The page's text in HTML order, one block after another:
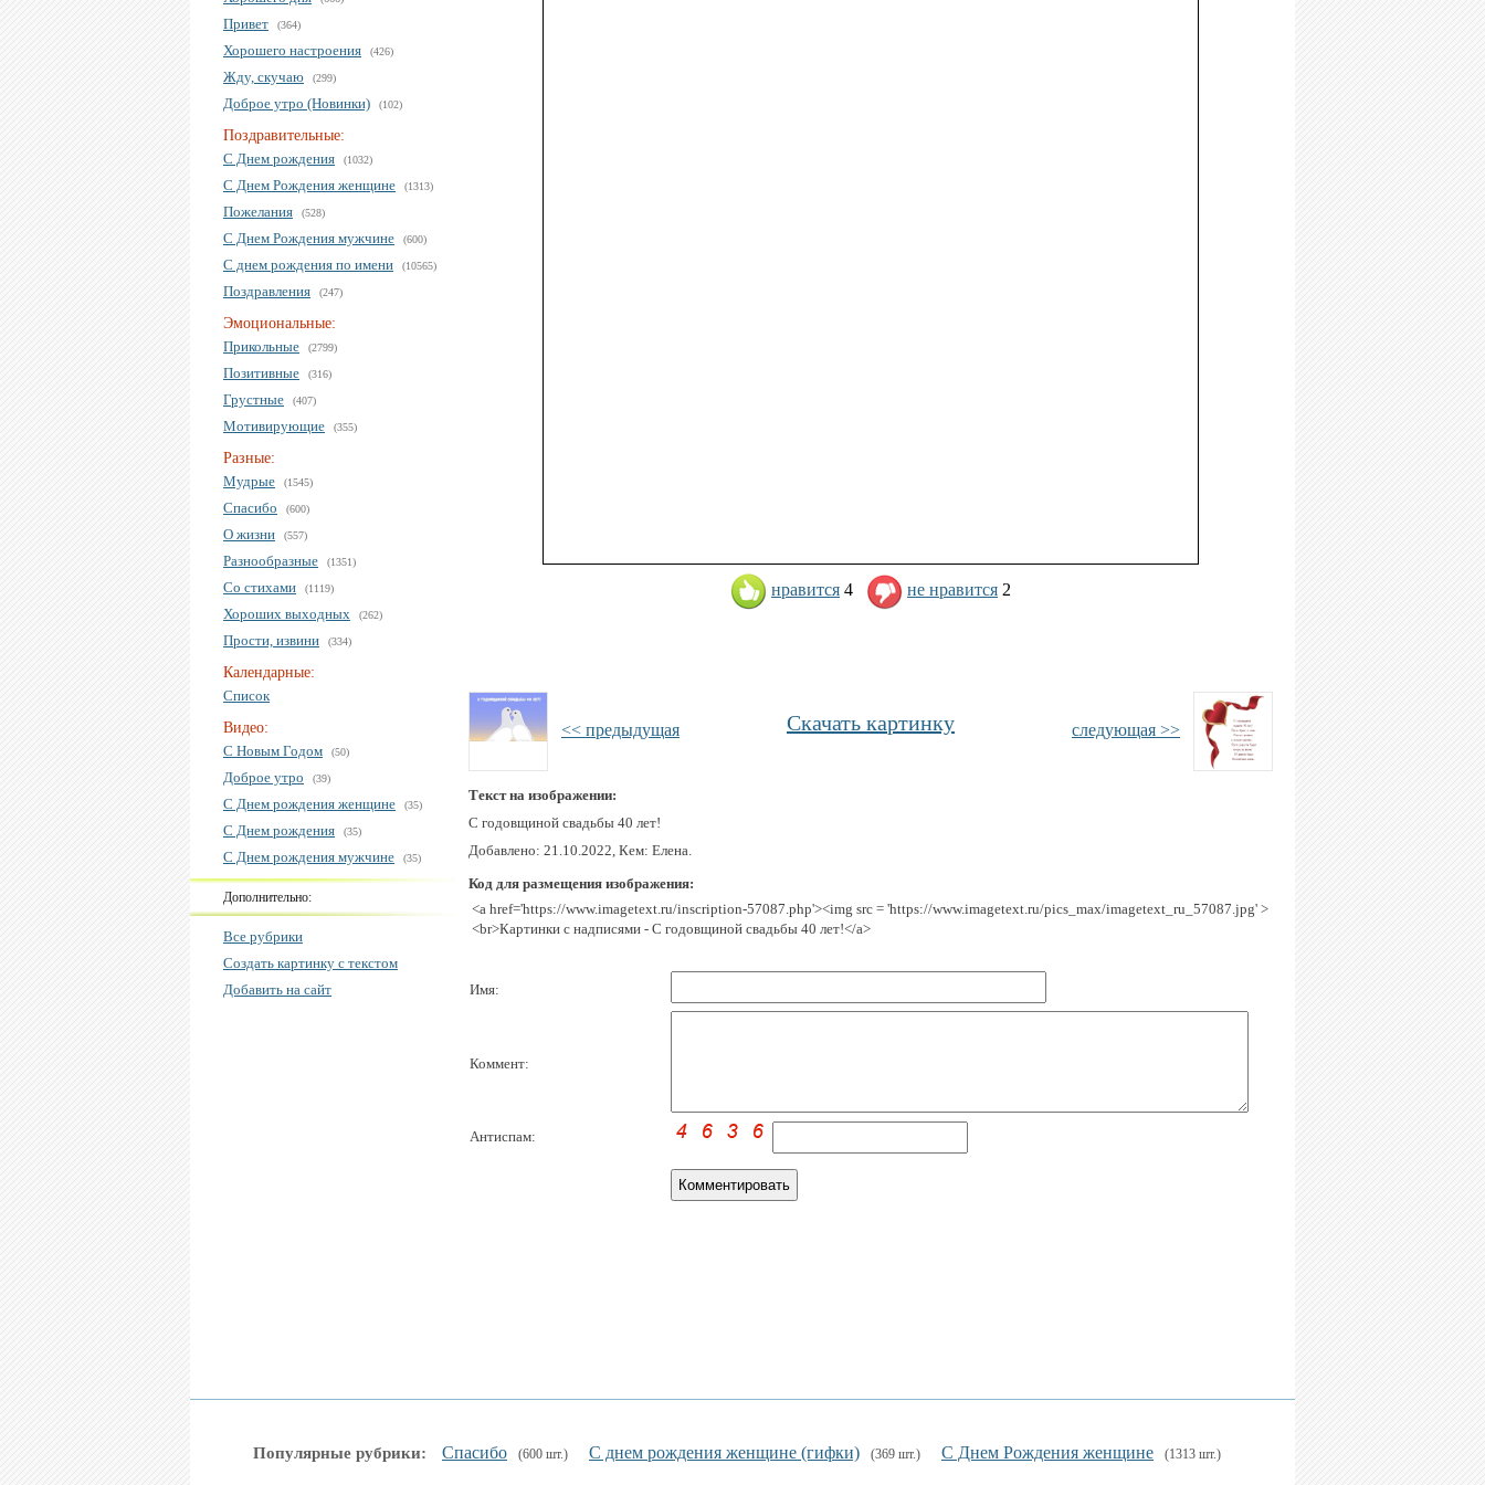
Привет (364)
Хорошего настроения (426)
Жду, скучаю (299)
Доброе утро (Новинки) (102)
Поздравительные:
С Днем рождения
(1032)
С Днем Рождения женщине (1313)
Пожелания (528)
С Днем Рождения мужчине (600)
С днем рождения по имени (10565)
Поздравления (247)
Эмоциональные:
Прикольные
(2799)
Позитивные (316)
Грустные (407)
Мотивирующие (355)
Разные:
Мудрые
(1545)
Спасибо (600)
О жизни (557)
Разнообразные (1351)
Со стихами (1119)
Хороших выходных (262)
Прости, извини (334)
Календарные:
Список
Видео:
С Новым Годом
(50)
Доброе утро (39)
С Днем рождения женщине (35)
С Днем рождения (35)
С Днем рождения мужчине (35)
Дополнительно:
Все рубрики
Создать картинку с текстом
Добавить на сайт
нравится 4 не нравится 2
<< предыдущая следующая >>
Скачать картинку
Текст на изображении:
С годовщиной свадьбы 40 лет!
Добавлено: 21.10.2022, Кем: Елена.
Код для размещения изображения:
<a href='https://www.imagetext.ru/inscription-57087.php'><img src = 'https://www.imagetext.ru/pics_max/imagetext_ru_57087.jpg' >
<br>Картинки с надписями - С годовщиной свадьбы 40 лет!</a>
Имя:
Коммент:
Антиспам:
Популярные рубрики: Спасибо (600 шт.) С днем рождения женщине (гифки) (369 шт.) С Днем Рождения женщине (1313 шт.)